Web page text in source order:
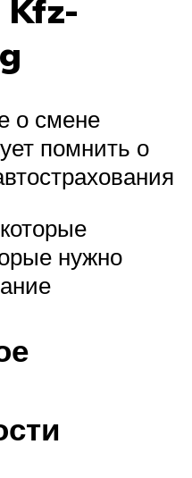
Kfz-
о смене
помнить о
нужно